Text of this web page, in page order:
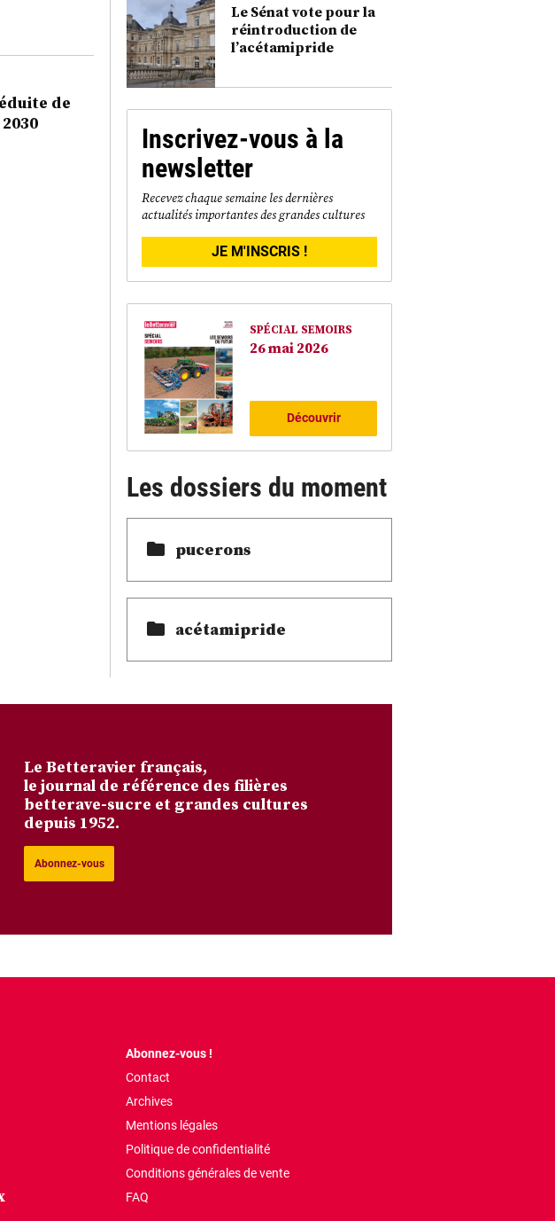
de
Le Sénat vote pour la
réintroduction de
l’acétamipride
Inscrivez-vous à la
newsletter
Recevez chaque semaine les dernières
actualités importantes des grandes cultures
JE M'INSCRIS !
SPÉCIAL SEMOIRS
26 mai 2026
Découvrir
Les dossiers du moment
pucerons
acétamipride
Le Betteravier français,
le journal de référence des filières
betterave-sucre et grandes cultures
depuis 1952.
Abonnez-vous
Abonnez-vous !
Contact
Archives
Mentions légales
Politique de confidentialité
Conditions générales de vente
FAQ